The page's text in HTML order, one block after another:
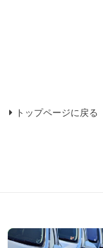
トップページに戻る